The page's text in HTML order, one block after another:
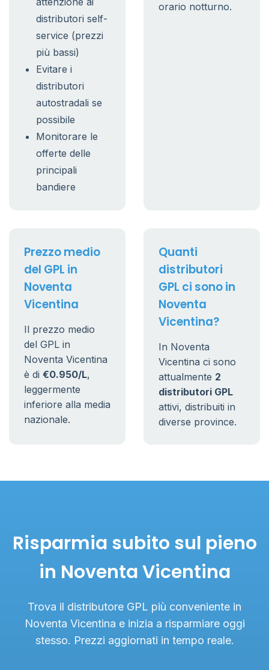
distributori self-
service (prezzi
più bassi)
Evitare i
distributori
autostradali se
possibile
Monitorare le
offerte delle
principali
bandiere
orario notturno.
Prezzo medio
del GPL in
Noventa
Vicentina
Il prezzo medio
del GPL in
Noventa Vicentina
è di €0.950/L,
leggermente
inferiore alla media
nazionale.
Quanti
distributori
GPL ci sono in
Noventa
Vicentina?
In Noventa
Vicentina ci sono
attualmente 2
distributori GPL
attivi, distribuiti in
diverse province.
Risparmia subito sul pieno
in Noventa Vicentina
Trova il distributore GPL più conveniente in
Noventa Vicentina e inizia a risparmiare oggi
stesso. Prezzi aggiornati in tempo reale.